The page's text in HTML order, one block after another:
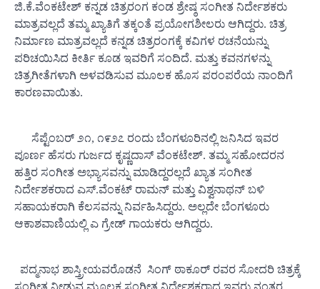
ಜಿ.ಕೆ.ವೆಂಕಟೇಶ್ ಕನ್ನಡ ಚಿತ್ರರಂಗ ಕಂಡ ಶ್ರೇಷ್ಠ ಸಂಗೀತ ನಿರ್ದೇಶಕರು
ಮಾತ್ರವಲ್ಲದೆ ತಮ್ಮ ಖ್ಯಾತಿಗೆ ತಕ್ಕಂತೆ ಪ್ರಯೋಗಶೀಲರು ಆಗಿದ್ದರು. ಚಿತ್ರ
ನಿರ್ಮಾಣ ಮಾತ್ರವಲ್ಲದೆ ಕನ್ನಡ ಚಿತ್ರರಂಗಕ್ಕೆ ಕವಿಗಳ ರಚನೆಯನ್ನು
ಪರಿಚಯಿಸಿದ ಕೀರ್ತಿ ಕೂಡ ಇವರಿಗೆ ಸಂದಿದೆ. ಮತ್ತು ಕವನಗಳನ್ನು
ಚಿತ್ರಗೀತೆಗಳಾಗಿ ಅಳವಡಿಸುವ ಮೂಲಕ ಹೊಸ ಪರಂಪರೆಯ ನಾಂದಿಗೆ
ಕಾರಣವಾಯಿತು.
ಸೆಪ್ಟೆಂಬರ್ ೨೧, ೧೯೨೭ ರಂದು ಬೆಂಗಳೂರಿನಲ್ಲಿ ಜನಿಸಿದ ಇವರ
ಪೂರ್ಣ ಹೆಸರು ಗುರ್ಜದ ಕೃಷ್ಣದಾಸ್ ವೆಂಕಟೇಶ್. ತಮ್ಮ ಸಹೋದರನ
ಹತ್ತಿರ ಸಂಗೀತ ಅಭ್ಯಾಸವನ್ನು ಮಾಡಿದ್ದರಲ್ಲದೆ ಖ್ಯಾತ ಸಂಗೀತ
ನಿರ್ದೇಶಕರಾದ ಎಸ್.ವೆಂಕಟ್ ರಾಮನ್ ಮತ್ತು ವಿಶ್ವನಾಥನ್ ಬಳಿ
ಸಹಾಯಕರಾಗಿ ಕೆಲಸವನ್ನು ನಿರ್ವಹಿಸಿದ್ದರು. ಅಲ್ಲದೇ ಬೆಂಗಳೂರು
ಆಕಾಶವಾಣಿಯಲ್ಲಿ ಎ ಗ್ರೇಡ್ ಗಾಯಕರು ಆಗಿದ್ದರು.
ಪದ್ಮನಾಭ ಶಾಸ್ತ್ರೀಯವರೊಡನೆ ಸಿಂಗ್ ಠಾಕೂರ್ ರವರ ಸೋದರಿ ಚಿತ್ರಕ್ಕೆ